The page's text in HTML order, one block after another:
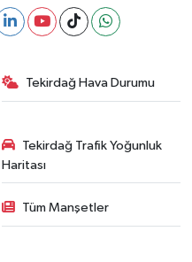
Tekirdağ Hava Durumu
Tekirdağ Trafik Yoğunluk
Haritası
Tüm Manşetler